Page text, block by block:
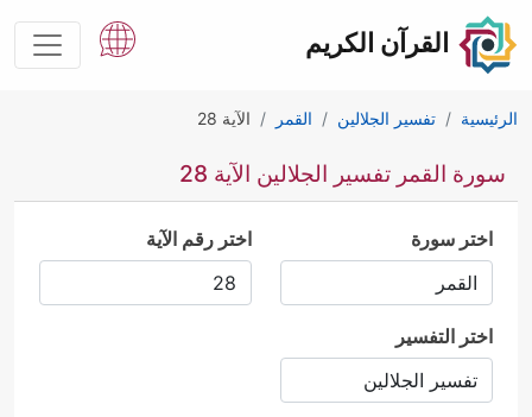
القرآن الكريم
الرئيسية تفسير الجلالين القمر الآية 28
سورة القمر تفسير الجلالين الآية 28
اختر سورة اختر رقم الآية
اختر التفسير